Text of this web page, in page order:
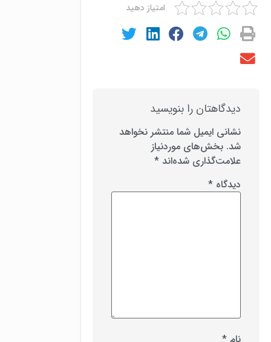
امتیاز دهید
دیدگاهتان را بنویسید
نشانی ایمیل شما منتشر نخواهد
شد. بخش‌های موردنیاز
علامت‌گذاری شده‌اند *
دیدگاه *